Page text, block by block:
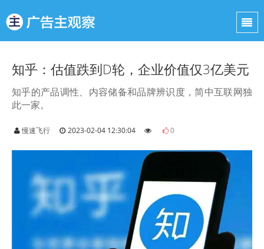
知乎：估值跌到D轮，企业价值仅3亿美元
知乎的产品调性、内容储备和品牌辨识度，简中互联网独
此一家。
慢速飞行 2023-02-04 12:30:04 0